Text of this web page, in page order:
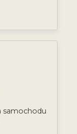
samochodu